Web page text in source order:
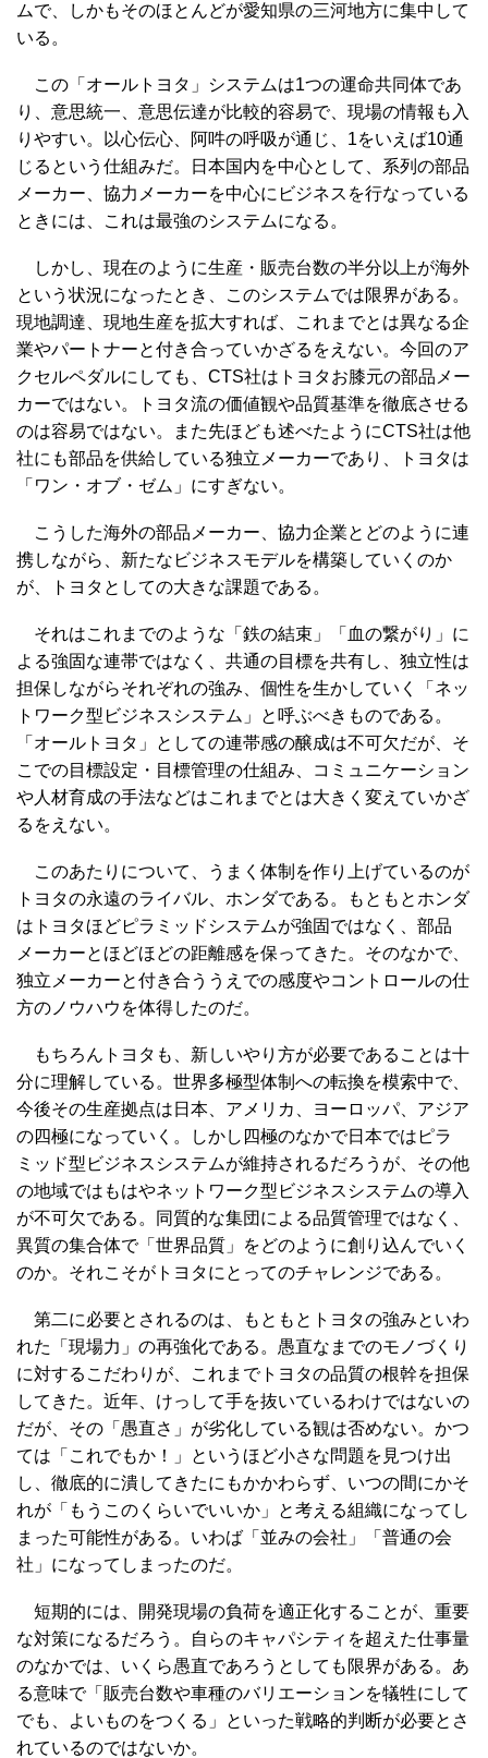
ムで、しかもそのほとんどが愛知県の三河地方に集中して
いる。
この「オールトヨタ」システムは1つの運命共同体であ
り、意思統一、意思伝達が比較的容易で、現場の情報も入
りやすい。以心伝心、阿吽の呼吸が通じ、1をいえば10通
じるという仕組みだ。日本国内を中心として、系列の部品
メーカー、協力メーカーを中心にビジネスを行なっている
ときには、これは最強のシステムになる。
しかし、現在のように生産・販売台数の半分以上が海外
という状況になったとき、このシステムでは限界がある。
現地調達、現地生産を拡大すれば、これまでとは異なる企
業やパートナーと付き合っていかざるをえない。今回のア
クセルペダルにしても、CTS社はトヨタお膝元の部品メー
カーではない。トヨタ流の価値観や品質基準を徹底させる
のは容易ではない。また先ほども述べたようにCTS社は他
社にも部品を供給している独立メーカーであり、トヨタは
「ワン・オブ・ゼム」にすぎない。
こうした海外の部品メーカー、協力企業とどのように連
携しながら、新たなビジネスモデルを構築していくのか
が、トヨタとしての大きな課題である。
それはこれまでのような「鉄の結束」「血の繋がり」に
よる強固な連帯ではなく、共通の目標を共有し、独立性は
担保しながらそれぞれの強み、個性を生かしていく「ネッ
トワーク型ビジネスシステム」と呼ぶべきものである。
「オールトヨタ」としての連帯感の醸成は不可欠だが、そ
こでの目標設定・目標管理の仕組み、コミュニケーション
や人材育成の手法などはこれまでとは大きく変えていかざ
るをえない。
このあたりについて、うまく体制を作り上げているのが
トヨタの永遠のライバル、ホンダである。もともとホンダ
はトヨタほどピラミッドシステムが強固ではなく、部品
メーカーとほどほどの距離感を保ってきた。そのなかで、
独立メーカーと付き合ううえでの感度やコントロールの仕
方のノウハウを体得したのだ。
もちろんトヨタも、新しいやり方が必要であることは十
分に理解している。世界多極型体制への転換を模索中で、
今後その生産拠点は日本、アメリカ、ヨーロッパ、アジア
の四極になっていく。しかし四極のなかで日本ではピラ
ミッド型ビジネスシステムが維持されるだろうが、その他
の地域ではもはやネットワーク型ビジネスシステムの導入
が不可欠である。同質的な集団による品質管理ではなく、
異質の集合体で「世界品質」をどのように創り込んでいく
のか。それこそがトヨタにとってのチャレンジである。
第二に必要とされるのは、もともとトヨタの強みといわ
れた「現場力」の再強化である。愚直なまでのモノづくり
に対するこだわりが、これまでトヨタの品質の根幹を担保
してきた。近年、けっして手を抜いているわけではないの
だが、その「愚直さ」が劣化している観は否めない。かつ
ては「これでもか！」というほど小さな問題を見つけ出
し、徹底的に潰してきたにもかかわらず、いつの間にかそ
れが「もうこのくらいでいいか」と考える組織になってし
まった可能性がある。いわば「並みの会社」「普通の会
社」になってしまったのだ。
短期的には、開発現場の負荷を適正化することが、重要
な対策になるだろう。自らのキャパシティを超えた仕事量
のなかでは、いくら愚直であろうとしても限界がある。あ
る意味で「販売台数や車種のバリエーションを犠牲にして
でも、よいものをつくる」といった戦略的判断が必要とさ
れているのではないか。